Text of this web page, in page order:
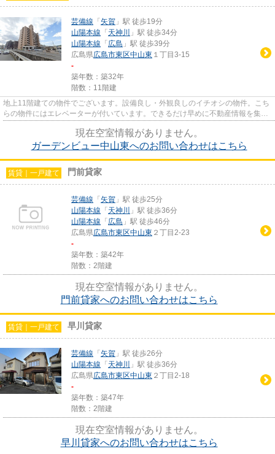
芸備線 「矢賀 」駅 徒歩19分
山陽本線 「天神川
」駅 徒歩34分
山陽本線 「広島 」駅 徒歩39分
広島県広島市東区中山東 １丁目3-15
-
築年数：築32年
階数：11階建
地上11階建ての物件でございます。設備良し・外観良しのイチオシの物件。こち
らの物件にはエレベーターが付いています。できるだけ早めに不動産情報を集め
たい方は当社スタッフまでご...
現在空室情報がありません。
ガーデンビュー中山東へのお問い合わせはこちら
賃貸｜一戸建て 門前貸家
芸備線 「矢賀 」駅 徒歩25分
山陽本線 「天神川
」駅 徒歩36分
山陽本線 「広島 」駅 徒歩46分
広島県広島市東区中山東 ２丁目2-23
-
築年数：築42年
階数：2階建
現在空室情報がありません。
門前貸家へのお問い合わせはこちら
賃貸｜一戸建て 早川貸家
芸備線 「矢賀 」駅 徒歩26分
山陽本線 「天神川
」駅 徒歩36分
広島県広島市東区中山東 ２丁目2-18
-
築年数：築47年
階数：2階建
現在空室情報がありません。
早川貸家へのお問い合わせはこちら